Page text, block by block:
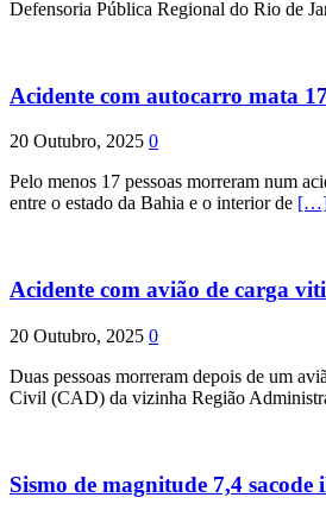
Defensoria Pública Regional do Rio de
Acidente com autocarro mata
20 Outubro, 2025 0
Pelo menos 17 pessoas morreram num
entre o estado da Bahia e o interior de […]
Acidente com avião de carga
20 Outubro, 2025 0
Duas pessoas morreram depois de um
Civil (CAD) da vizinha Região
Sismo de magnitude 7,4